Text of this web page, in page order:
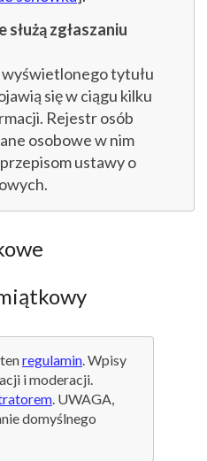
zgłaszaniu
wyświetlonego tytułu
się w ciągu kilku
Rejestr osób
osobowe w nim
ustawy o
regulamin. Wpisy
i moderacji.
. UWAGA,
domyślnego